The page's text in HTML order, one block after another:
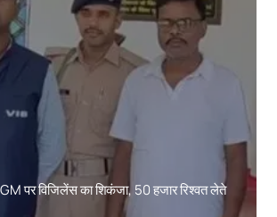
पर विजिलेंस का शिकंजा, 50 हजार रिश्वत लेते